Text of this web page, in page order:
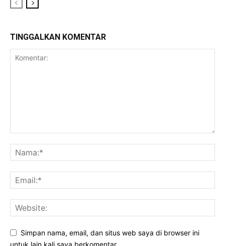
TINGGALKAN KOMENTAR
Simpan nama, email, dan situs web saya di browser ini
untuk lain kali saya berkomentar.